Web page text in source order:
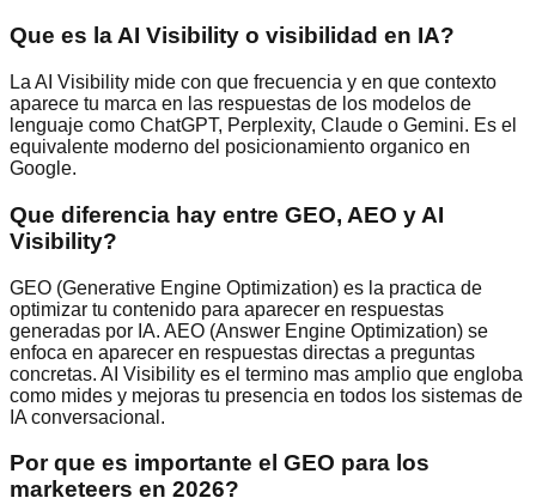
Que es la AI Visibility o visibilidad en IA?
La AI Visibility mide con que frecuencia y en que contexto
aparece tu marca en las respuestas de los modelos de
lenguaje como ChatGPT, Perplexity, Claude o Gemini. Es el
equivalente moderno del posicionamiento organico en
Google.
Que diferencia hay entre GEO, AEO y AI
Visibility?
GEO (Generative Engine Optimization) es la practica de
optimizar tu contenido para aparecer en respuestas
generadas por IA. AEO (Answer Engine Optimization) se
enfoca en aparecer en respuestas directas a preguntas
concretas. AI Visibility es el termino mas amplio que engloba
como mides y mejoras tu presencia en todos los sistemas de
IA conversacional.
Por que es importante el GEO para los
marketeers en 2026?